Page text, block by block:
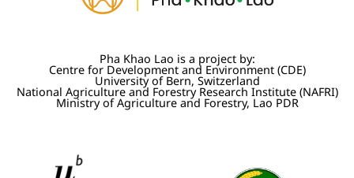
Pha Khao Lao is a project by:
Centre for Development and Environment (CDE)
University of Bern, Switzerland
National Agriculture and Forestry Research Institute (NAFRI)
Ministry of Agriculture and Forestry, Lao PDR